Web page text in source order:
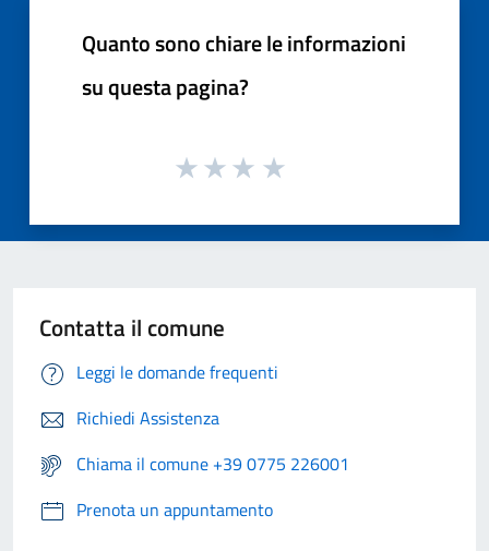
Quanto sono chiare le informazioni
su questa pagina?
Contatta il comune
Leggi le domande frequenti
Richiedi Assistenza
Chiama il comune +39 0775 226001
Prenota un appuntamento